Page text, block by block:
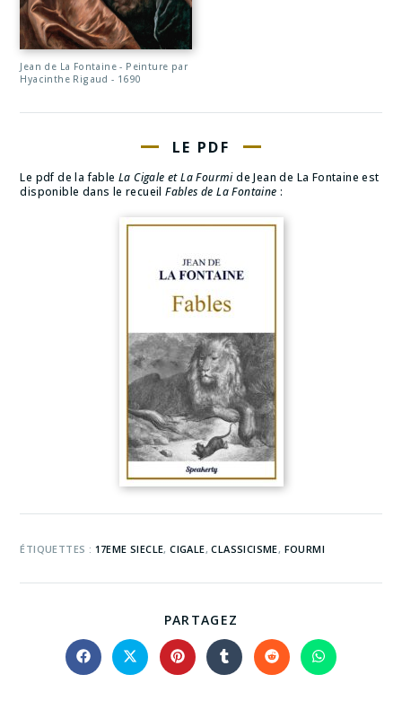
Jean de La Fontaine - Peinture par
Hyacinthe Rigaud - 1690
LE PDF
Le pdf de la fableLa Cigale et La Fourmide Jean de La Fontaine est
disponible dans le recueilFables de La Fontaine :
ÉTIQUETTES : 17EME SIECLE, CIGALE, CLASSICISME, FOURMI
PARTAGEZ